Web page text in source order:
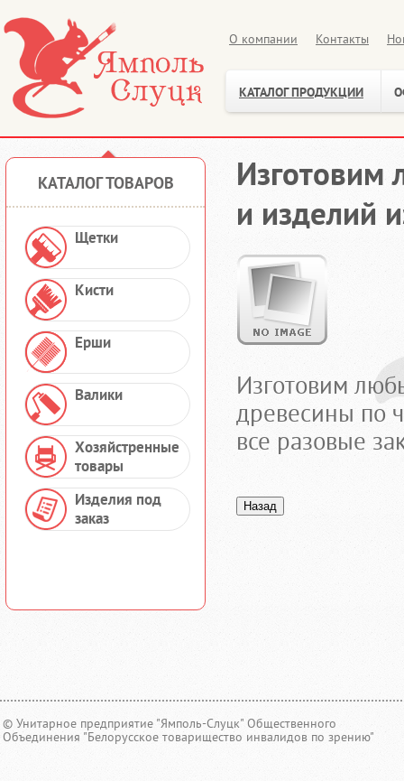
О компании Контакты
КАТАЛОГ ПРОДУКЦИИ
КАТАЛОГ ТОВАРОВ
Щетки
Кисти
Ерши
Валики
Хозяйстренные
товары
Изделия под
заказ
Изготовим
и изделий
Изготовим
древесины по
все разовые
© Унитарное предприятие "Ямполь-Слуцк" Общественного
Объединения "Белорусское товарищество инвалидов по зрению"